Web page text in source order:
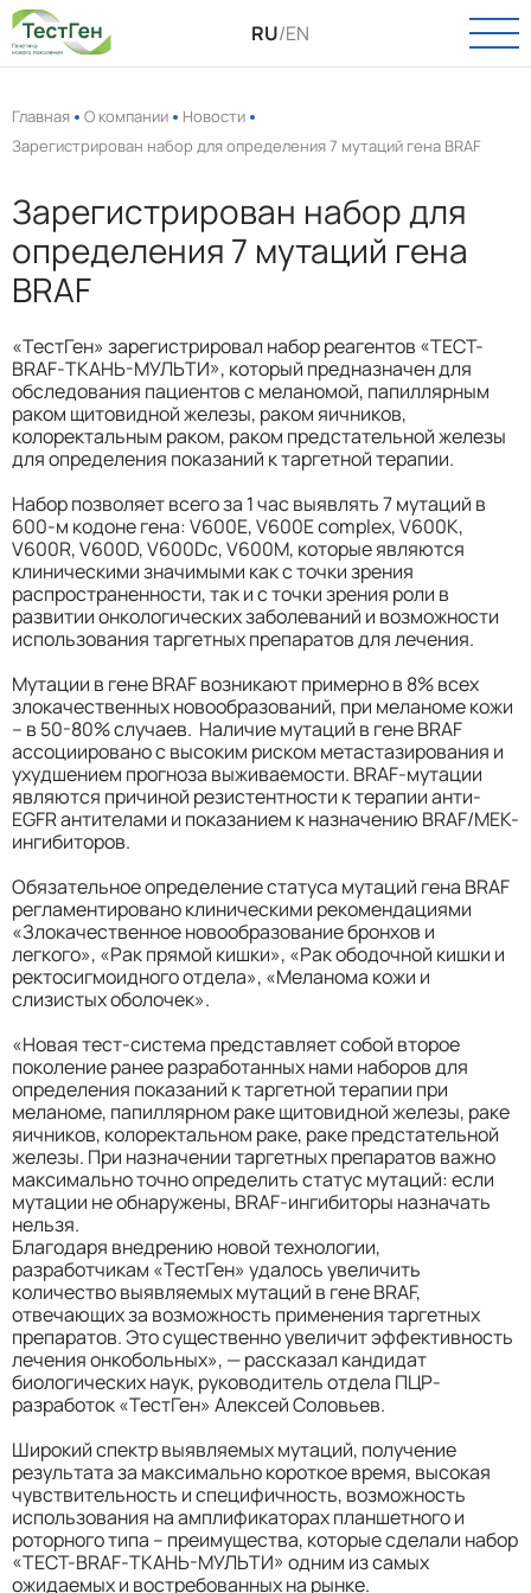
О нас
Новости
КАТАЛОГ
Онкология
Пренатальная диагностика
Выделение РНК и ДНК
Полиморфизмы
УСЛУГИ
ТЕХПОДДЕРЖКА
КОНТАКТЫ
RU/EN
Главная О компании
Новости
Зарегистрирован набор для определения 7 мутаций гена BRAF
Зарегистрирован набор для
определения 7 мутаций гена
BRAF
«ТестГен» зарегистрировал набор реагентов «ТЕСТ-
BRAF-ТКАНЬ-МУЛЬТИ», который предназначен для
обследования пациентов с меланомой, папиллярным
раком щитовидной железы, раком яичников,
колоректальным раком, раком предстательной железы
для определения показаний к таргетной терапии.
Набор позволяет всего за 1 час выявлять 7 мутаций в
600-м кодоне гена: V600E, V600E complex, V600K,
V600R, V600D, V600Dc, V600M, которые являются
клиническими значимыми как с точки зрения
распространенности, так и с точки зрения роли в
развитии онкологических заболеваний и возможности
использования таргетных препаратов для лечения.
Мутации в гене BRAF возникают примерно в 8% всех
злокачественных новообразований, при меланоме кожи
– в 50-80% случаев. Наличие мутаций в гене BRAF
ассоциировано с высоким риском метастазирования и
ухудшением прогноза выживаемости. BRAF-мутации
являются причиной резистентности к терапии анти-
EGFR антителами и показанием к назначению BRAF/MEK-
ингибиторов.
Обязательное определение статуса мутаций гена BRAF
регламентировано клиническими рекомендациями
«Злокачественное новообразование бронхов и
легкого», «Рак прямой кишки», «Рак ободочной кишки и
ректосигмоидного отдела», «Меланома кожи и
слизистых оболочек».
«Новая тест-система представляет собой второе
поколение ранее разработанных нами наборов для
определения показаний к таргетной терапии при
меланоме, папиллярном раке щитовидной железы, раке
яичников, колоректальном раке, раке предстательной
железы. При назначении таргетных препаратов важно
максимально точно определить статус мутаций: если
мутации не обнаружены, BRAF-ингибиторы назначать
нельзя.
Благодаря внедрению новой технологии,
разработчикам «ТестГен» удалось увеличить
количество выявляемых мутаций в гене BRAF,
отвечающих за возможность применения таргетных
препаратов. Это существенно увеличит эффективность
лечения онкобольных», — рассказал кандидат
биологических наук, руководитель отдела ПЦР-
разработок «ТестГен» Алексей Соловьев.
Широкий спектр выявляемых мутаций, получение
результата за максимально короткое время, высокая
чувствительность и специфичность, возможность
использования на амплификаторах планшетного и
роторного типа – преимущества, которые сделали набор
«ТЕСТ-BRAF-ТКАНЬ-МУЛЬТИ» одним из самых
ожидаемых и востребованных на рынке.